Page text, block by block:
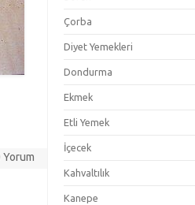
Yorum
Çorba
Diyet Yemekleri
Dondurma
Ekmek
Etli Yemek
İçecek
Kahvaltılık
Kanepe